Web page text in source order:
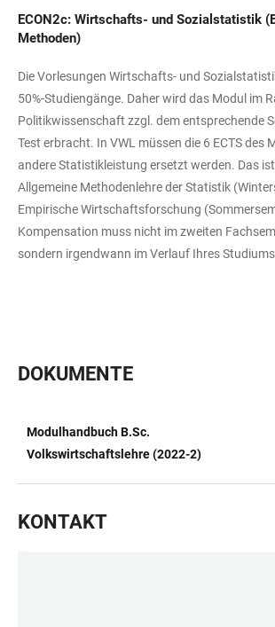
ECON2c: Wirtschafts- und Sozialstatistik
Methoden)
Die Vorlesungen Wirtschafts- und
50%-Studiengänge. Daher wird das Modul im
Politikwissenschaft zzgl. dem entsprechende
Test erbracht. In VWL müssen die 6 ECTS des
andere Statistikleistung ersetzt werden. Das
Allgemeine Methodenlehre der Statistik
Empirische Wirtschaftsforschung
Kompensation muss nicht im zweiten
sondern irgendwann im Verlauf Ihres
DOKUMENTE
TABELLE
Modulhandbuch B.Sc.
Volkswirtschaftslehre (2022-2)
KONTAKT